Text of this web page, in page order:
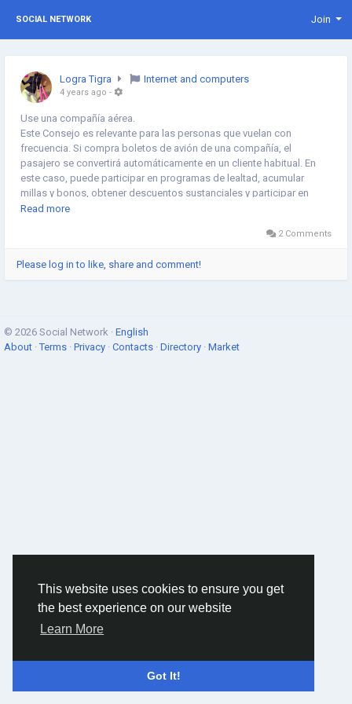
This website uses cookies to ensure you get
the best experience on our website
Learn More
Got It!
SOCIAL NETWORK Join
Logra Tigra Internet and computers
4 years ago -
Use una compañía aérea.
Este Consejo es relevante para las personas que vuelan con
frecuencia. Si compra boletos de avión de una compañía, el
pasajero se convertirá automáticamente en un cliente habitual. En
este caso, puede participar en programas de lealtad, acumular
millas y bonos, obtener descuentos sustanciales y participar en
promociones.
debe registrarse en el sitio web de la compañía y confirmar su
A menudo, las compañías aéreas se unen en grupos de socios, por
Read more
2 Comments
Please log in to like, share and comment!
© 2026 Social Network · English
About ·Terms · Privacy · Contacts · Directory · Market